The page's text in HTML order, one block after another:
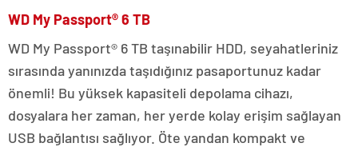
WD My Passport® 6 TB
WD My Passport® 6 TB taşınabilir HDD, seyahatleriniz
sırasında yanınızda taşıdığınız pasaportunuz kadar
önemli! Bu yüksek kapasiteli depolama cihazı,
dosyalara her zaman, her yerde kolay erişim sağlayan
USB bağlantısı sağlıyor. Öte yandan kompakt ve